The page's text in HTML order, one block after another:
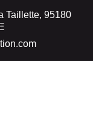
Taillette, 95180